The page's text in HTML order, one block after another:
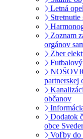
Letná
Stretnutie
Zoznam
orgánov
Zber
partnerskej
občanov
Dodatok
obce
Voľby do